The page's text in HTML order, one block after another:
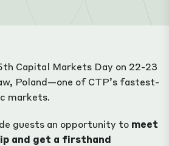
Capital Markets Day on 22-23
Poland—one of CTP’s fastest-
markets.
guests an opportunity to meet
and get a firsthand